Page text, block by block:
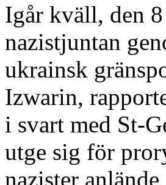
Igår kväll, den
nazistjuntan
ukrainsk
Izwarin,
i svart med St-
utge sig för
nazister